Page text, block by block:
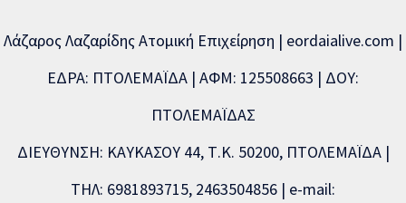
Λάζαρος Λαζαρίδης Ατομική Επιχείρηση | eordaialive.com |
ΕΔΡΑ: ΠΤΟΛΕΜΑΪΔΑ | ΑΦΜ: 125508663 | ΔΟΥ:
ΠΤΟΛΕΜΑΪΔΑΣ
ΔΙΕΥΘΥΝΣΗ: ΚΑΥΚΑΣΟΥ 44, Τ.Κ. 50200, ΠΤΟΛΕΜΑΪΔΑ |
ΤΗΛ: 6981893715, 2463504856 | e-mail: